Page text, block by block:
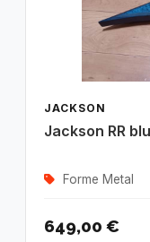
JACKSON
Jackson RR
Forme Metal
649,00 €